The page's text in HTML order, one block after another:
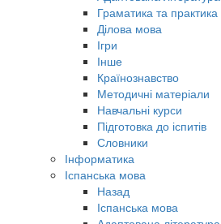
Граматика та практика
Ділова мова
Ігри
Інше
Країнознавство
Методичні матеріали
Навчальні курси
Підготовка до іспитів
Словники
Інформатика
Іспанська мова
Назад
Іспанська мова